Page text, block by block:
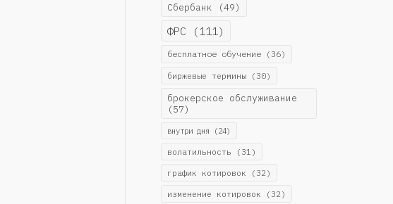
Сбербанк (49)
ФРС (111)
бесплатное обучение(36)
биржевые термины(30)
брокерское обслуживание
(57)
внутри дня (24)
волатильность (31)
график котировок (32)
изменение котировок (32)